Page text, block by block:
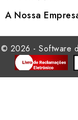
A Nossa
© 2026 - Software